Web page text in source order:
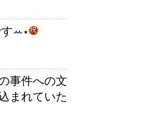
すꕀ⋆
事件への文
まれていた